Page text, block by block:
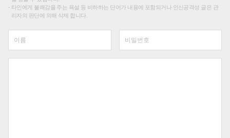
타인에게 불쾌감을 주는 욕설 등 비하하는 단어가 내용에 포함되거나 인신공격성 글은 관
리자의 판단에 의해 삭제 합니다.